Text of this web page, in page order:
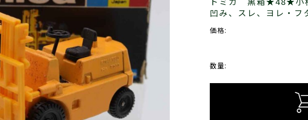
凹み、スレ、ヨレ・フ
価格:
数量: